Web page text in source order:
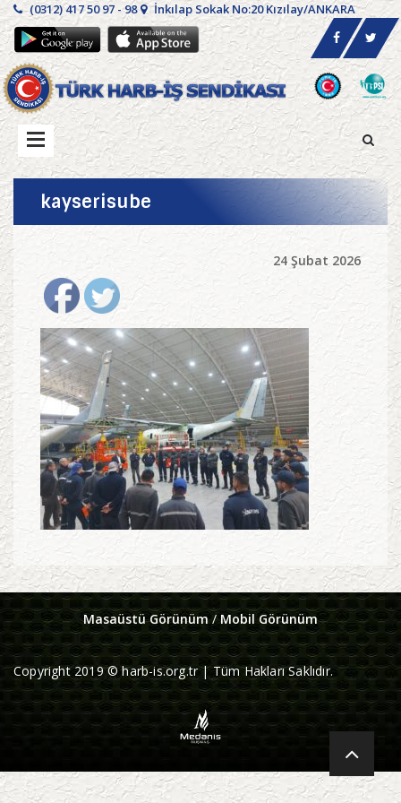
(0312) 417 50 97 - 98 İnkılap Sokak No:20 Kızılay/ANKARA
kayserisube
24 Şubat 2026
Masaüstü Görünüm/ Mobil Görünüm
Copyright 2019 © harb-is.org.tr | Tüm Hakları Saklıdır.